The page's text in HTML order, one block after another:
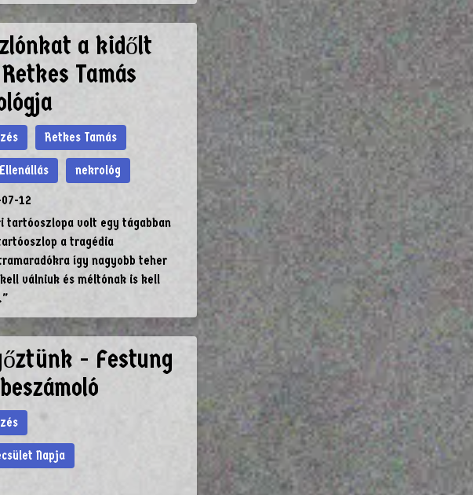
a kidőlt
Tamás
Retkes Tamás
nekrológ
12
tartóoszlopa volt egy tágabban
a tragédia
így nagyobb teher
válniuk és méltónak is kell
- Festung
Napja